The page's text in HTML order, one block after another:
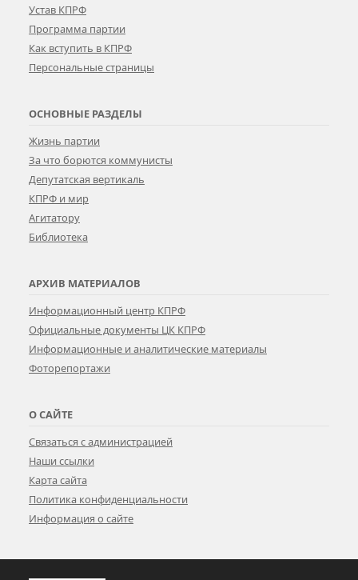
Устав КПРФ
Программа партии
Как вступить в КПРФ
Персональные страницы
ОСНОВНЫЕ РАЗДЕЛЫ
Жизнь партии
За что борются коммунисты
Депутатская вертикаль
КПРФ и мир
Агитатору
Библиотека
АРХИВ МАТЕРИАЛОВ
Информационный центр КПРФ
Официальные документы ЦК КПРФ
Информационные и аналитические материалы
Фоторепортажи
О САЙТЕ
Связаться с администрацией
Наши ссылки
Карта сайта
Политика конфиденциальности
Информация о сайте